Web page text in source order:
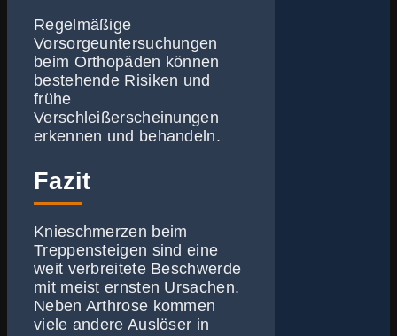
Regelmäßige
Vorsorgeuntersuchungen
beim Orthopäden können
bestehende Risiken und
frühe
Verschleißerscheinungen
erkennen und behandeln.
Fazit
Knieschmerzen beim
Treppensteigen sind eine
weit verbreitete Beschwerde
mit meist ernsten Ursachen.
Neben Arthrose kommen
viele andere Auslöser in